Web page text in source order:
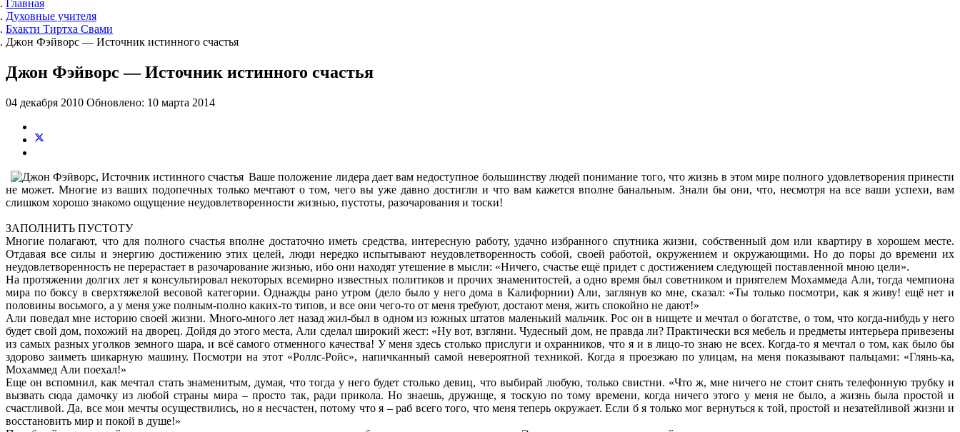
Главная
Духовные учителя
Бхакти Тиртха Свами
Джон Фэйворс — Источник истинного счастья
Джон Фэйворс — Источник истинного счастья
04 декабря 2010 Обновлено: 10 марта 2014
Ваше положение лидера дает вам недоступное большинству людей понимание того, что жизнь в этом мире полного удовлетворения принести
не может. Многие из ваших подопечных только мечтают о том, чего вы уже давно достигли и что вам кажется вполне банальным. Знали бы они, что, несмотря на все ваши успехи, вам
слишком хорошо знакомо ощущение неудовлетворенности жизнью, пустоты, разочарования и тоски!
ЗАПОЛНИТЬ ПУСТОТУ
Многие полагают, что для полного счастья вполне достаточно иметь средства, интересную работу, удачно избранного спутника жизни, собственный дом или квартиру в хорошем месте.
Отдавая все силы и энергию достижению этих целей, люди нередко испытывают неудовлетворенность собой, своей работой, окружением и окружающими. Но до поры до времени их
неудовлетворенность не перерастает в разочарование жизнью, ибо они находят утешение в мысли: «Ничего, счастье ещё придет с достижением следующей поставленной мною цели».
На протяжении долгих лет я консультировал некоторых всемирно известных политиков и прочих знаменитостей, а одно время был советником и приятелем Мохаммеда Али, тогда чемпиона
мира по боксу в сверхтяжелой весовой категории. Однажды рано утром (дело было у него дома в Калифорнии) Али, заглянув ко мне, сказал: «Ты только посмотри, как я живу! ещё нет и
половины восьмого, а у меня уже полным-полно каких-то типов, и все они чего-то от меня требуют, достают меня, жить спокойно не дают!»
Али поведал мне историю своей жизни. Много-много лет назад жил-был в одном из южных штатов маленький мальчик. Рос он в нищете и мечтал о богатстве, о том, что когда-нибудь у него
будет свой дом, похожий на дворец. Дойдя до этого места, Али сделал широкий жест: «Ну вот, взгляни. Чудесный дом, не правда ли? Практически вся мебель и предметы интерьера привезены
из самых разных уголков земного шара, и всё самого отменного качества! У меня здесь столько прислуги и охранников, что я и в лицо-то знаю не всех. Когда-то я мечтал о том, как было бы
здорово заиметь шикарную машину. Посмотри на этот «Роллс-Ройс», напичканный самой невероятной техникой. Когда я проезжаю по улицам, на меня показывают пальцами: «Глянь-ка,
Мохаммед Али поехал!»
Еще он вспомнил, как мечтал стать знаменитым, думая, что тогда у него будет столько девиц, что выбирай любую, только свистни. «Что ж, мне ничего не стоит снять телефонную трубку и
вызвать сюда дамочку из любой страны мира – просто так, ради прикола. Но знаешь, дружище, я тоскую по тому времени, когда ничего этого у меня не было, а жизнь была простой и
счастливой. Да, все мои мечты осуществились, но я несчастен, потому что я – раб всего того, что меня теперь окружает. Если б я только мог вернуться к той, простой и незатейливой жизни и
восстановить мир и покой в душе!»